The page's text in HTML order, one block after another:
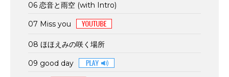
06 恋音と雨空 (with Intro)
07 Miss you
08 ほほえみの咲く場所
09 good day